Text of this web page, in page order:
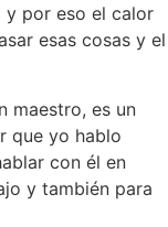
y por eso el calor
esas cosas y el
maestro, es un
que yo hablo
con él en
y también para